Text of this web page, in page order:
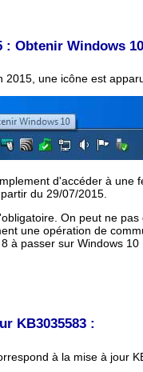
: Obtenir Windows
2015, une icône est
d'accéder à une
du 29/07/2015.
On peut ne pas
une opération de
à passer sur Windows 10
KB3035583 :
à la mise à jour